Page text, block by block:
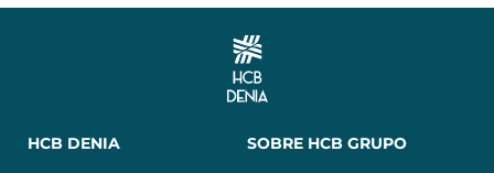
HCB DENIA SOBRE HCB GRUPO